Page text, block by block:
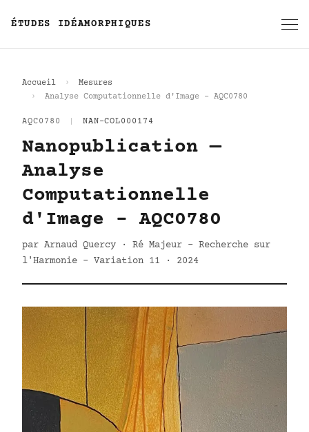
ÉTUDES IDÉAMORPHIQUES
Accueil
Mesures
Analyse Computationnelle d'Image - AQC0780
AQC0780 NAN-COL000174
Nanopublication —
Analyse
Computationnelle
d'Image - AQC0780
par Arnaud Quercy · Ré Majeur - Recherche sur
l'Harmonie - Variation 11 · 2024